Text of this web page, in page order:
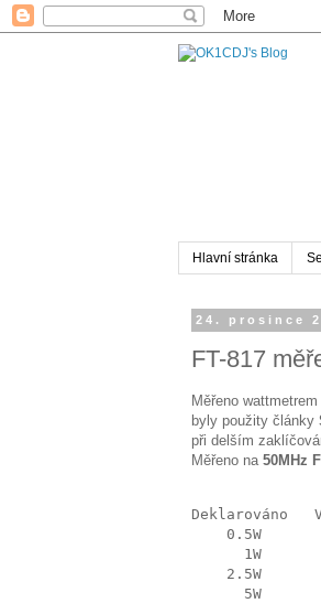
Hlavní stránka
24. prosince
FT-817
Měřeno wattmetrem
byly použity články
při delším
Měřeno na 50MHz
Deklarováno
0.5W
1W
2.5W
5W